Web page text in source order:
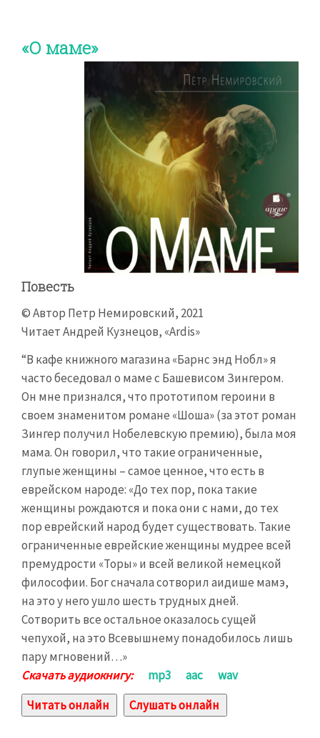
«О маме»
Повесть
© Автор Петр Немировский, 2021
Читает Андрей Кузнецов, «Ardis»
“В кафе книжного магазина «Барнс энд Нобл» я
часто беседовал о маме с Башевисом Зингером.
Он мне признался, что прототипом героини в
своем знаменитом романе «Шоша» (за этот роман
Зингер получил Нобелевскую премию), была моя
мама. Он говорил, что такие ограниченные,
глупые женщины – самое ценное, что есть в
еврейском народе: «До тех пор, пока такие
женщины рождаются и пока они с нами, до тех
пор еврейский народ будет существовать. Такие
ограниченные еврейские женщины мудрее всей
премудрости «Торы» и всей великой немецкой
философии. Бог сначала сотворил аидише мамэ,
на это у него ушло шесть трудных дней.
Сотворить все остальное оказалось сущей
чепухой, на это Всевышнему понадобилось лишь
пару мгновений…»
Скачать аудиокнигу: mp3 aac
wav
Читать онлайн
Слушать онлайн